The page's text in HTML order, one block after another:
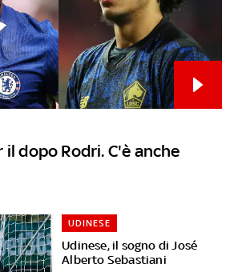
il dopo Rodri. C'è anche
Udinese, il sogno di José
Alberto Sebastiani
UDINESE